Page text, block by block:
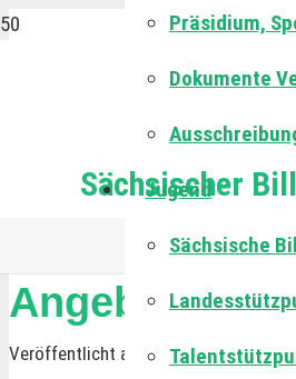
Sächsischer
Präsidium,
Dokumente
Jugend
Sächsische
Angebot zur
Veröffentlicht am:8.05.20